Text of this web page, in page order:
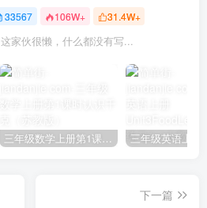
33567 106W+ 31.4W+
这家伙很懒，什么都没有写...
下一篇